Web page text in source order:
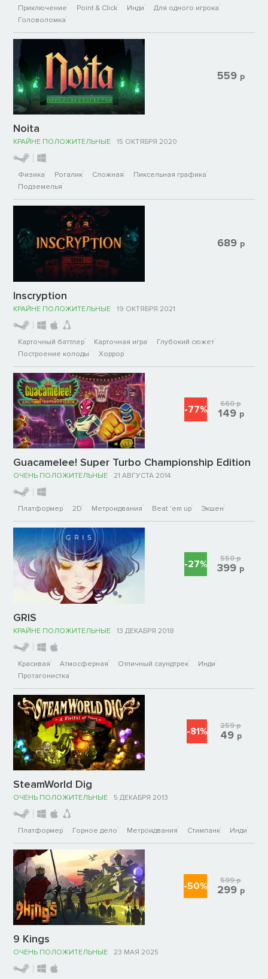
Приключение Point & Click Инди
Для одного игрока
Головоломка
Noita
КРАЙНЕ ПОЛОЖИТЕЛЬНЫЕ 15 ОКТЯБРЯ 2020
Физика Рогалик Сложная
Пиксельная графика
Подземелья
559 р
Inscryption
КРАЙНЕ ПОЛОЖИТЕЛЬНЫЕ 19 ОКТЯБРЯ 2021
Карточный баттлер Карточная игра
Глубокий сюжет
Построение колоды
Хоррор
689 р
Guacamelee! Super Turbo Championship Edition
ОЧЕНЬ ПОЛОЖИТЕЛЬНЫЕ 21 АВГУСТА 2014
Платформер 2D Метроидвания Beat 'em up Экшен
-77% 660р
149 р
GRIS
КРАЙНЕ ПОЛОЖИТЕЛЬНЫЕ 13 ДЕКАБРЯ 2018
Красивая Атмосферная Отличный саундтрек
Инди
Протагонистка
-27% 550р
399 р
SteamWorld Dig
ОЧЕНЬ ПОЛОЖИТЕЛЬНЫЕ 5 ДЕКАБРЯ 2013
Платформер Горное дело Метроидвания Стимпанк Инди
-81% 259р
49 р
9 Kings
ОЧЕНЬ ПОЛОЖИТЕЛЬНЫЕ 23 МАЯ 2025
-50% 599р
299 р